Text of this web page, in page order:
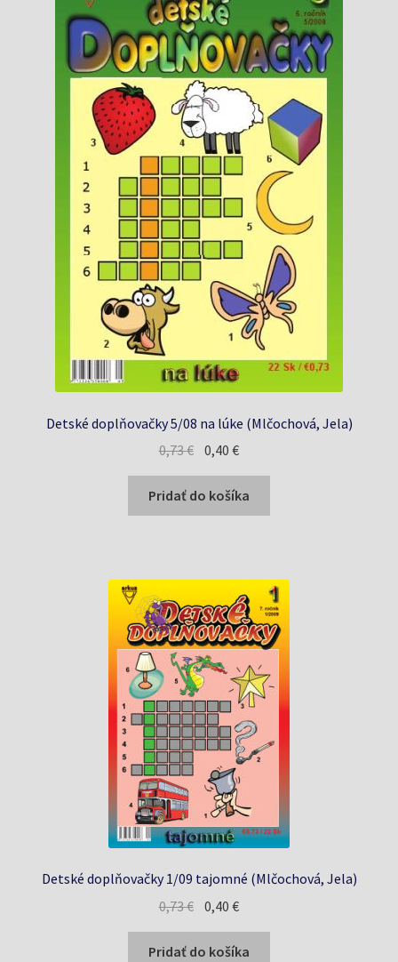
Detské doplňovačky 5/08 na lúke (Mlčochová, Jela)
0,73€ Pôvodná
cena
bola:
0,73 €.
0,40€Aktuálna
cena
je:
0,40 €.
Pridať do košíka
Detské doplňovačky 1/09 tajomné (Mlčochová, Jela)
0,73€ Pôvodná
cena
bola:
0,40€Aktuálna
cena
je:
Pridať do košíka